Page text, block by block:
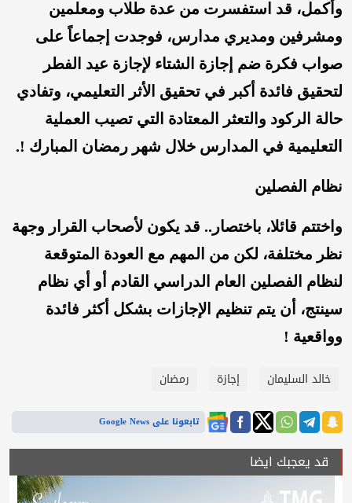
وأكمل، قد استفسرت من عدة طلاب ومعلمين
ومشرفين ومديري مدارس، فوجدت إجماعاً على
صواب فكرة ضم إجازة الشتاء لإجازة عيد الفطر
لتحقيق فائدة أكبر في تحقيق الأثر التعليمي، وتفادي
حالة الركود والتعثر المعتادة التي تصيب العملية
التعليمية في المدارس خلال شهر رمضان المبارك !.
نظام الفصلين
واختتم قائلا، باختصار.. قد يكون لأصحاب القرار وجهة
نظر مختلفة، لكن من المهم مع العودة المتوقعة
لنظام الفصلين العام الدراسي القادم أو أي نظام
سينتج، أن يتم تنظيم الإجازات بشكل أكثر فائدة
وواقعية !
خالد السليمان إجازة رمضان
تابعونا على Google News
قد يعجبك ايضا